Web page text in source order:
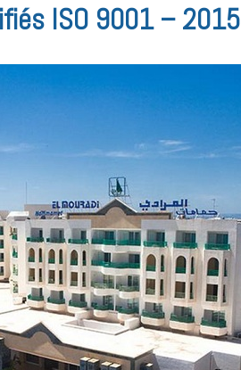
ISO 9001 – 2015